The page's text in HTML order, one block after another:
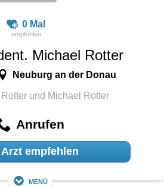
0 Mal
Michael Rotter
Neuburg an der Donau
und Michael Rotter
Anrufen
Arzt empfehlen
Menü